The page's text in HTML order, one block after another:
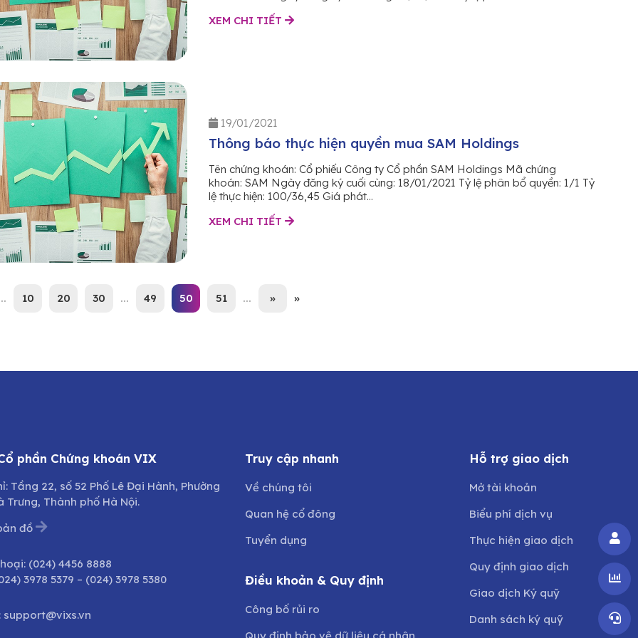
XEM CHI TIẾT
19/01/2021
Thông báo thực hiện quyền mua SAM Holdings
Tên chứng khoán: Cổ phiếu Công ty Cổ phần SAM Holdings Mã chứng
khoán: SAM Ngày đăng ký cuối cùng: 18/01/2021 Tỷ lệ phân bổ quyền: 1/1 Tỷ
lệ thực hiện: 100/36,45 Giá phát...
XEM CHI TIẾT
10 20 30 ... 49 50 51 ... » »
phần Chứng khoán VIX
Tầng 22, số 52 Phố Lê Đại Hành, Phường
Trưng, Thành phố Hà Nội.
đồ
(024) 4456 8888
3978 5379 – (024) 3978 5380
support@vixs.vn
Truy cập nhanh
Về chúng tôi
Quan hệ cổ đông
Tuyển dụng
Điều khoản & Quy định
Công bố rủi ro
Hỗ trợ giao dịch
Mở tài khoản
Biểu phí dịch vụ
Thực hiện giao dịch
Quy định giao dịch
Giao dịch Ký quỹ
Danh sách ký quỹ